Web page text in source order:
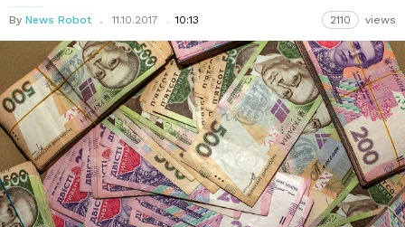
By News Robot 11.10.2017 10:13 2110 views